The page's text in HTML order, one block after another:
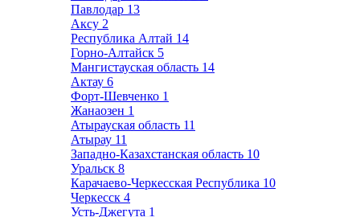
Павлодар 13
Аксу 2
Республика Алтай 14
Горно-Алтайск 5
Мангистауская область 14
Актау 6
Форт-Шевченко 1
Жанаозен 1
Атырауская область 11
Атырау 11
Западно-Казахстанская область 10
Уральск 8
Карачаево-Черкесская Республика 10
Черкесск 4
Усть-Джегута 1